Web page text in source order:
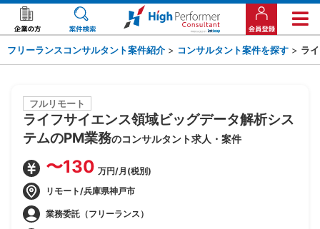
フリーランスコンサルタント案件紹介 > コンサルタント案件を探す > ラ
フルリモート
ライフサイエンス領域ビッグデータ解析シス
テムのPM業務のコンサルタント求人・案件
〜130 万円/月(税別)
リモート/兵庫県神戸市
業務委託（フリーランス）